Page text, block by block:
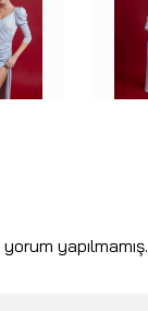
yapılmamış.